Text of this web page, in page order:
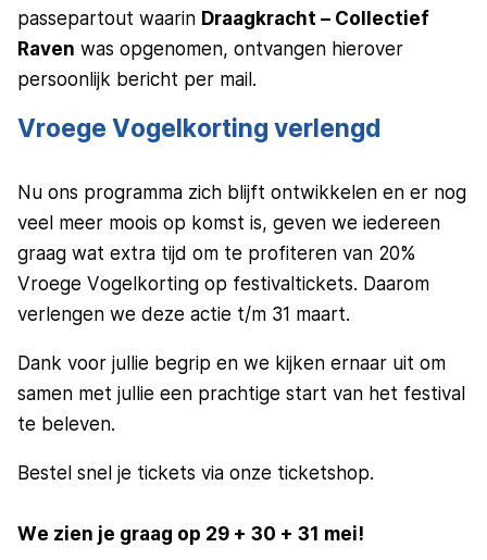
passepartout waarin Draagkracht – Collectief
Raven was opgenomen, ontvangen hierover
persoonlijk bericht per mail.
Vroege Vogelkorting verlengd
Nu ons programma zich blijft ontwikkelen en er nog
veel meer moois op komst is, geven we iedereen
graag wat extra tijd om te profiteren van 20%
Vroege Vogelkorting op festivaltickets. Daarom
verlengen we deze actie t/m 31 maart.
Dank voor jullie begrip en we kijken ernaar uit om
samen met jullie een prachtige start van het festival
te beleven.
Bestel snel je tickets via onze ticketshop.
We zien je graag op 29 + 30 + 31 mei!